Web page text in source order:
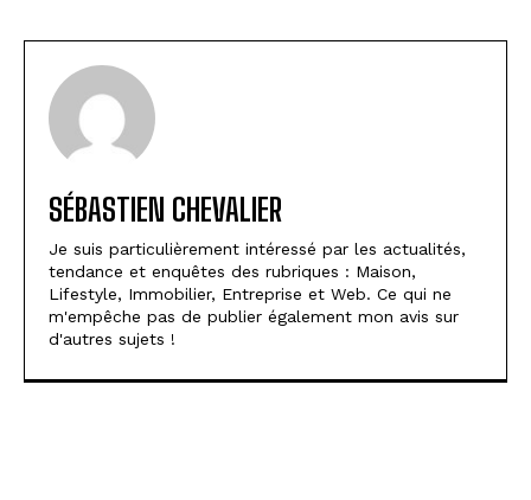
SÉBASTIEN CHEVALIER
Je suis particulièrement intéressé par les actualités,
tendance et enquêtes des rubriques : Maison,
Lifestyle, Immobilier, Entreprise et Web. Ce qui ne
m'empêche pas de publier également mon avis sur
d'autres sujets !